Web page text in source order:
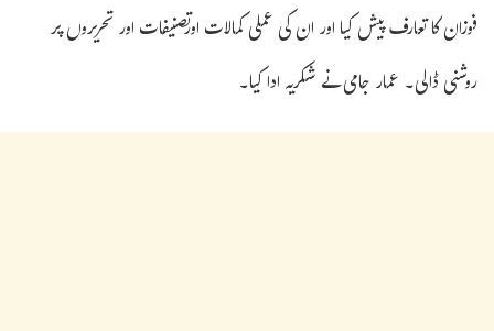
فوزان کا تعارف پیش کیا اور ان کی عملی کمالات اورتصنیفات اور تحریروں پر
روشنی ڈالی۔ عمار جامی نے شکریہ ادا کیا۔